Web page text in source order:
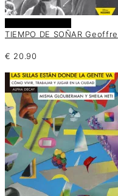
TIEMPO DE SOÑAR
€ 20.90